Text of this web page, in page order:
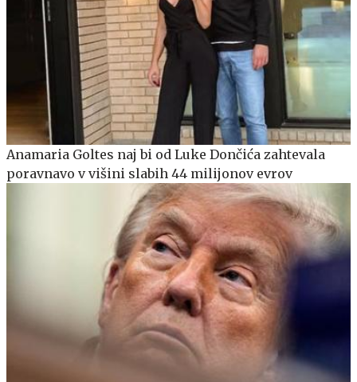
Anamaria Goltes naj bi od Luke Dončića zahtevala
poravnavo v višini slabih 44 milijonov evrov